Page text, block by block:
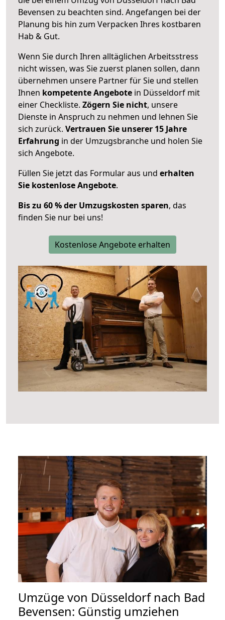
Bevensen zu beachten sind. Angefangen bei der
Planung bis hin zum Verpacken Ihres kostbaren
Hab & Gut.
Wenn Sie durch Ihren alltäglichen Arbeitsstress
nicht wissen, was Sie zuerst planen sollen, dann
übernehmen unsere Partner für Sie und stellen
Ihnen kompetente Angebote in Düsseldorf mit
einer Checkliste. Zögern Sie nicht, unsere
Dienste in Anspruch zu nehmen und lehnen Sie
sich zurück. Vertrauen Sie unserer 15 Jahre
Erfahrung in der Umzugsbranche und holen Sie
sich Angebote.
Füllen Sie jetzt das Formular aus und erhalten
Sie kostenlose Angebote.
Bis zu 60 % der Umzugskosten sparen, das
finden Sie nur bei uns!
Kostenlose Angebote erhalten
Umzüge von Düsseldorf nach Bad
Bevensen: Günstig umziehen